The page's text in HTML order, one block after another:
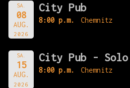
SA.
08
AUG.
2026
City Pub
8:00 p.m. Chemnitz
SA.
15
AUG.
2026
City Pub - Solo
8:00 p.m. Chemnitz